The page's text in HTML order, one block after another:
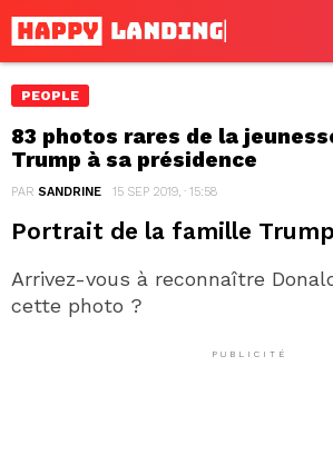
PEOPLE
83 photos rares de la
Trump à sa présidence
PAR SANDRINE 15 SEP 2019, · 15:58
Portrait de la famille Trump
Arrivez-vous à reconnaître
cette photo ?
PUBLICITÉ